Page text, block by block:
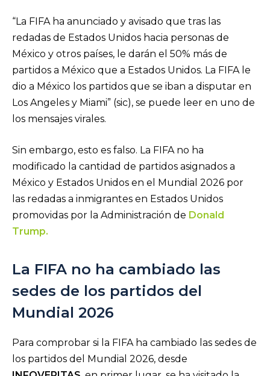
“La FIFA ha anunciado y avisado que tras las
redadas de Estados Unidos hacia personas de
México y otros países, le darán el 50% más de
partidos a México que a Estados Unidos. La FIFA le
dio a México los partidos que se iban a disputar en
Los Angeles y Miami” (sic), se puede leer en uno de
los mensajes virales.
Sin embargo, esto es falso. La FIFA no ha
modificado la cantidad de partidos asignados a
México y Estados Unidos en el Mundial 2026 por
las redadas a inmigrantes en Estados Unidos
promovidas por la Administración de Donald
Trump.
La FIFA no ha cambiado las
sedes de los partidos del
Mundial 2026
Para comprobar si la FIFA ha cambiado las sedes de
los partidos del Mundial 2026, desde